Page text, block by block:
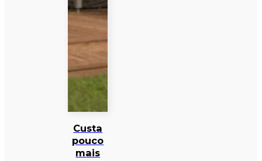
Custa
pouco
mais